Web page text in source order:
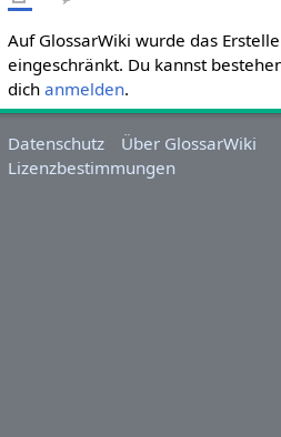
Auf GlossarWiki wurde das
eingeschränkt. Du kannst
dich anmelden.
Datenschutz
Über GlossarWiki
Lizenzbestimmungen